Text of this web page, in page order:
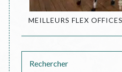
MEILLEURS FLEX